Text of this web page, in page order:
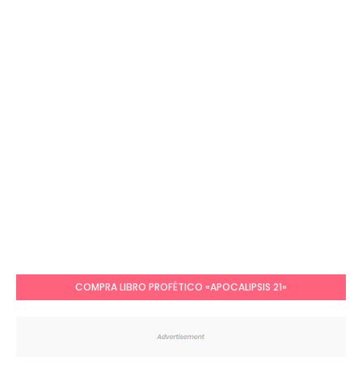
COMPRA LIBRO PROFÉTICO «APOCALIPSIS 21»